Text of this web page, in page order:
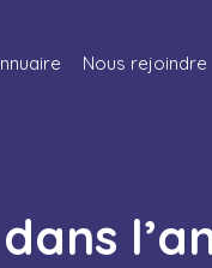
Nous rejoindre